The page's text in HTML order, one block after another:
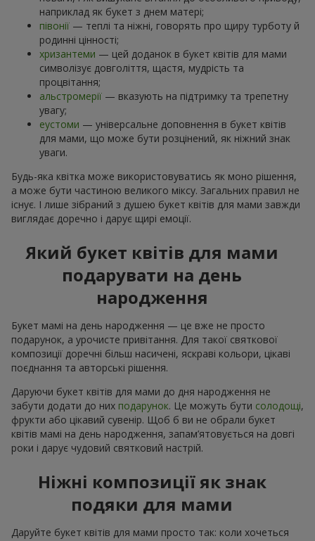
наприклад як букет з днем матері;
півонії — теплі та ніжні, говорять про щиру турботу й
родинні цінності;
хризантеми — цей доданок в букет квітів для мами
символізує довголіття, щастя, мудрість та
процвітання;
альстромерії — вказують на підтримку та трепетну
увагу;
еустоми — універсальне доповнення в букет квітів
для мами, що може бути розцінений, як ніжний знак
уваги.
Будь-яка квітка може використовуватись як моно рішення,
а може бути частиною великого міксу. Загальних правил не
існує. І лише зібраний з душею букет квітів для мами завжди
виглядає доречно і дарує щирі емоції.
Який букет квітів для мами
подарувати на день
народження
Букет мамі на день народження — це вже не просто
подарунок, а урочисте привітання. Для такої святкової
композиції доречні більш насичені, яскраві кольори, цікаві
поєднання та авторські рішення.
Даруючи букет квітів для мами до дня народження не
забути додати до них подарунок. Це можуть бути солодощі,
фрукти або цікавий сувенір. Щоб б ви не обрали букет
квітів мамі на день народження, запам’ятовується на довгі
роки і дарує чудовий святковий настрій.
Ніжні композиції як знак
подяки для мами
Даруйте букет квітів для мами просто так: коли хочеться